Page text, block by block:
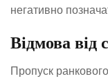
негативно
Відмова від
Пропуск